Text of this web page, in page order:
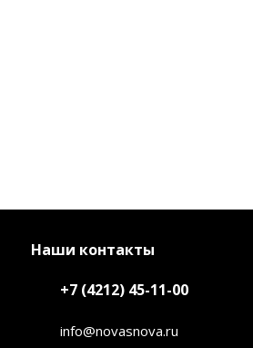
Наши контакты
+7 (4212) 45-11-00
info@novasnova.ru